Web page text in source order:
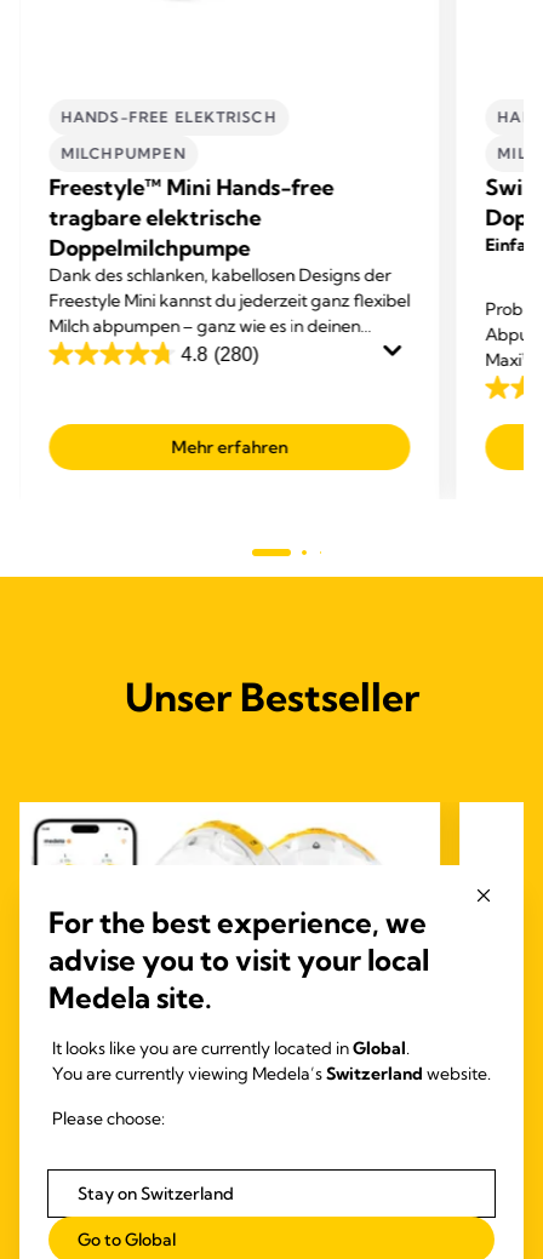
HANDS-FREE ELEKTRISCH
MILCHPUMPEN
Freestyle™ Mini Hands-free
tragbare elektrische
Doppelmilchpumpe
Dank des schlanken, kabellosen Designs der
Freestyle Mini kannst du jederzeit ganz flexibel
Milch abpumpen – ganz wie es in deinen
Tagesablauf passt.
4.8 (280)
4.8
5
Sternen.
Mehr erfahren
Maxi™
kannst.
4.3
von
5
Unser Bestseller
Magic InBra™
Medela Magic InBra™: Die sanfte, im BH
tragbare Milchpumpe für unschlagbare
For the best experience, we
advise you to visit your local
Medela site.
It looks like you are currently located inGlobal.
You are currently viewing Medela’sSwitzerland website.
Please choose:
Stay on Switzerland
Go to Global